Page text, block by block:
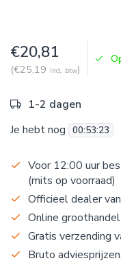
€20,81
(€25,19 Incl. btw)
1-2 dagen
Je hebt nog 00:53:23
Voor 12:00 uur
(mits op voorraad)
Officieel dealer
Online
Gratis verzending
Bruto